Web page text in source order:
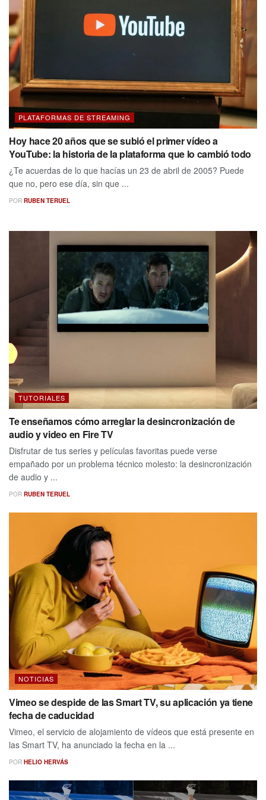
PLATAFORMAS DE STREAMING
Hoy hace 20 años que se subió el primer vídeo a
YouTube: la historia de la plataforma que lo cambió todo
¿Te acuerdas de lo que hacías un 23 de abril de 2005? Puede
que no, pero ese día, sin que ...
POR RUBEN TERUEL
TUTORIALES
Te enseñamos cómo arreglar la desincronización de
audio y video en Fire TV
Disfrutar de tus series y películas favoritas puede verse
empañado por un problema técnico molesto: la desincronización
de audio y ...
POR RUBEN TERUEL
NOTICIAS
Vimeo se despide de las Smart TV, su aplicación ya tiene
fecha de caducidad
Vimeo, el servicio de alojamiento de vídeos que está presente en
las Smart TV, ha anunciado la fecha en la ...
POR HELIO HERVÁS